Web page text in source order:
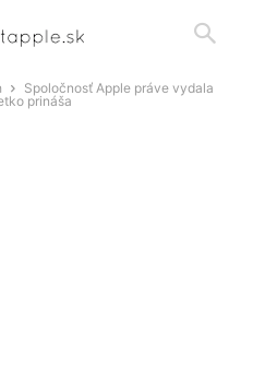
Spoločnosť Apple práve vydala
prináša